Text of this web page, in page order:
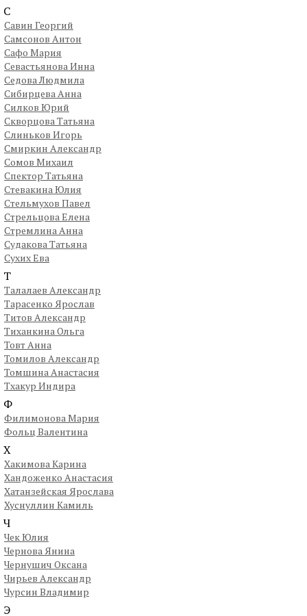
С
Савин Георгий
Самсонов Антон
Сафо Мария
Севастьянова Инна
Седова Людмила
Сибирцева Анна
Силков Юрий
Скворцова Татьяна
Слиньков Игорь
Смиркин Александр
Сомов Михаил
Спектор Татьяна
Стевакина Юлия
Стельмухов Павел
Стрельцова Елена
Стремлина Анна
Судакова Татьяна
Сухих Ева
Т
Талалаев Александр
Тарасенко Ярослав
Титов Александр
Тиханкина Ольга
Товт Анна
Томилов Александр
Томшина Анастасия
Тхакур Индира
Ф
Филимонова Мария
Фольц Валентина
Х
Хакимова Карина
Хандоженко Анастасия
Хатанзейская Ярослава
Хуснуллин Камиль
Ч
Чек Юлия
Чернова Янина
Чернушич Оксана
Чирьев Александр
Чурсин Владимир
Э